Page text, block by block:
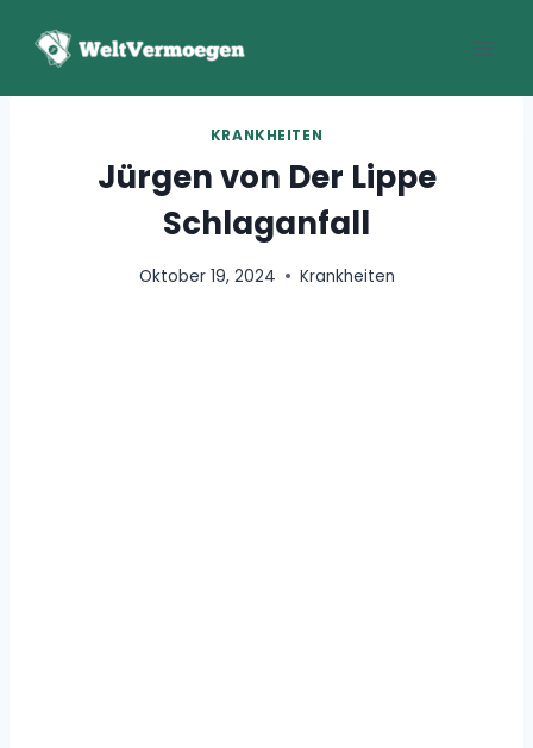
Inhalt
KRANKHEITEN
Jürgen von Der Lippe
Schlaganfall
Oktober 19, 2024 Krankheiten